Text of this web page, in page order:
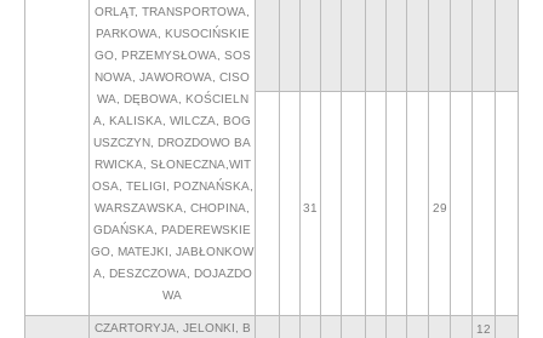
ORLĄT, TRANSPORTOWA,
PARKOWA, KUSOCIŃSKIE
GO, PRZEMYSŁOWA, SOS
NOWA, JAWOROWA, CISO
WA, DĘBOWA, KOŚCIELN
A, KALISKA, WILCZA, BOG
USZCZYN, DROZDOWO BA
RWICKA, SŁONECZNA,WIT
OSA, TELIGI, POZNAŃSKA,
WARSZAWSKA, CHOPINA,
GDAŃSKA, PADEREWSKIE
GO, MATEJKI, JABŁONKOW
A, DESZCZOWA, DOJAZDO
WA
31 29
CZARTORYJA, JELONKI, B
12